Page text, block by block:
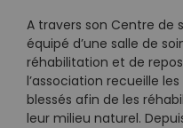
A travers son Centre de
équipé d’une salle de
réhabilitation et de
l’association recueille
blessés afin de les
leur milieu naturel.